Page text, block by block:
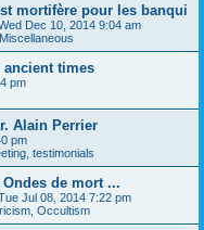
mortifère pour les banqui
Dec 10, 2014 9:04 am
ancient times
pm
Alain Perrier
pm
testimonials
de mort ...
Jul 08, 2014 7:22 pm
Occultism